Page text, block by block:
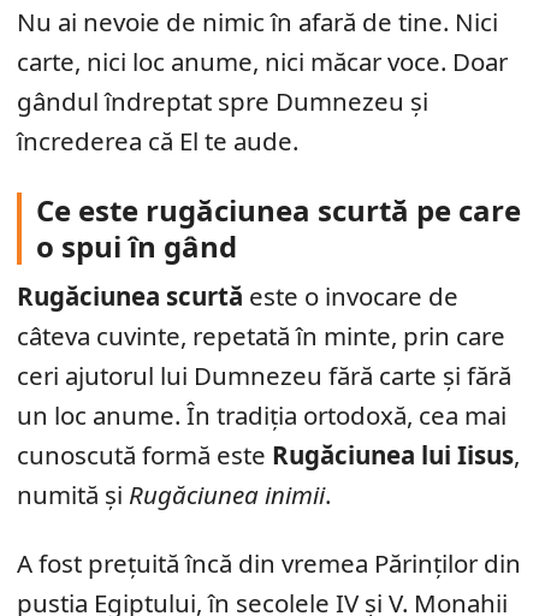
Nu ai nevoie de nimic în afară de tine. Nici
carte, nici loc anume, nici măcar voce. Doar
gândul îndreptat spre Dumnezeu și
încrederea că El te aude.
Ce este rugăciunea scurtă pe care
o spui în gând
Rugăciunea scurtă este o invocare de
câteva cuvinte, repetată în minte, prin care
ceri ajutorul lui Dumnezeu fără carte și fără
un loc anume. În tradiția ortodoxă, cea mai
cunoscută formă este Rugăciunea lui Iisus,
numită și Rugăciunea inimii.
A fost prețuită încă din vremea Părinților din
pustia Egiptului, în secolele IV și V. Monahii